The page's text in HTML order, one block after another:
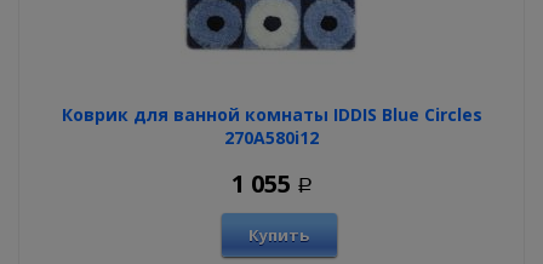
Коврик для ванной комнаты IDDIS Blue Circles
270A580i12
1 055 Р
Купить